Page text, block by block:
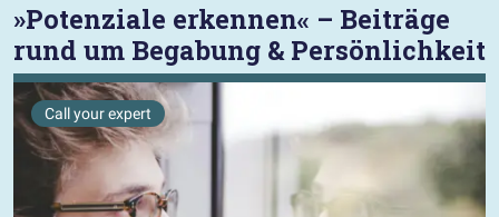
»Potenziale erkennen« – Beiträge
rund um Begabung & Persönlichkeit
Call your expert